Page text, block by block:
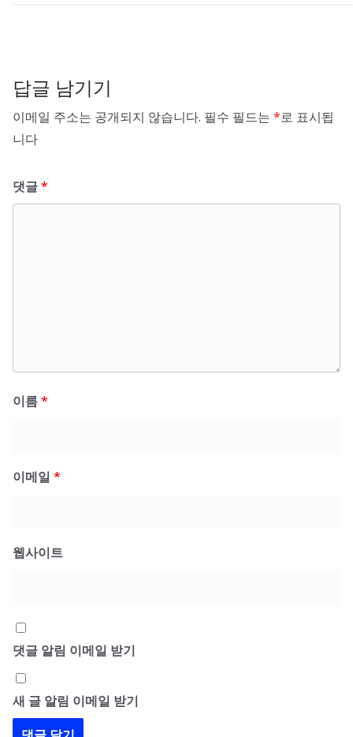
답글 남기기
이메일 주소는 공개되지 않습니다. 필수 필드는 *로 표시됩
니다
댓글*
이름*
이메일 *
웹사이트
댓글 알림 이메일 받기
새 글 알림 이메일 받기